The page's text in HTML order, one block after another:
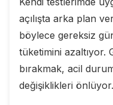
açılışta arka plan
böylece gereksiz
tüketimini azaltıyor.
bırakmak, acil
değişiklikleri önlüyor.